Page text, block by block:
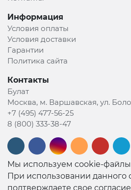
Информация
Условия оплаты
Условия доставки
Гарантии
Политика сайта
Контакты
Булат
Москва, м. Варшавская, ул.
+7 (495) 477-56-25
8 (800) 333-38-47
Мы используем cookie-файлы
При использовании данного
подтверждаете свое